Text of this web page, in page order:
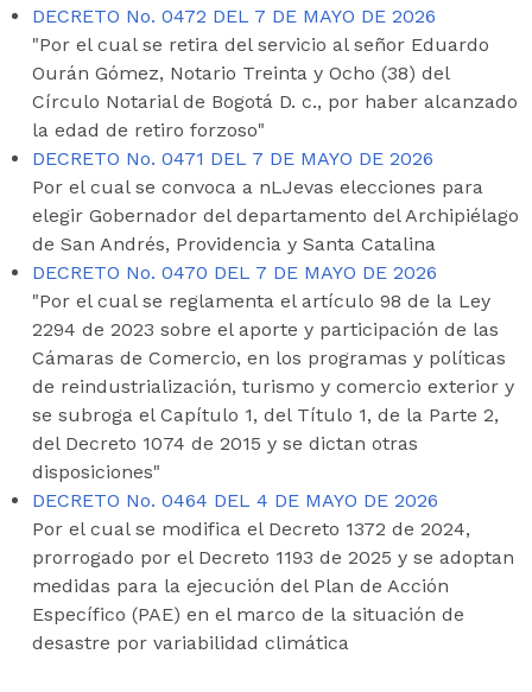
DECRETO No. 0472 DEL 7 DE MAYO DE 2026
"Por el cual se retira del servicio al señor Eduardo
Ourán Gómez, Notario Treinta y Ocho (38) del
Círculo Notarial de Bogotá D. c., por haber alcanzado
la edad de retiro forzoso"
DECRETO No. 0471 DEL 7 DE MAYO DE 2026
Por el cual se convoca a nLJevas elecciones para
elegir Gobernador del departamento del Archipiélago
de San Andrés, Providencia y Santa Catalina
DECRETO No. 0470 DEL 7 DE MAYO DE 2026
"Por el cual se reglamenta el artículo 98 de la Ley
2294 de 2023 sobre el aporte y participación de las
Cámaras de Comercio, en los programas y políticas
de reindustrialización, turismo y comercio exterior y
se subroga el Capítulo 1, del Título 1, de la Parte 2,
del Decreto 1074 de 2015 y se dictan otras
disposiciones"
DECRETO No. 0464 DEL 4 DE MAYO DE 2026
Por el cual se modifica el Decreto 1372 de 2024,
prorrogado por el Decreto 1193 de 2025 y se adoptan
medidas para la ejecución del Plan de Acción
Específico (PAE) en el marco de la situación de
desastre por variabilidad climática